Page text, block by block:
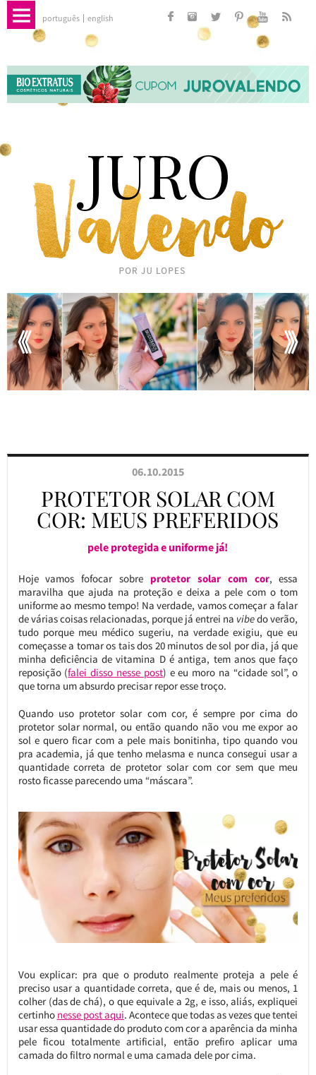
português english
06.10.2015
PROTETOR SOLAR COM
COR: MEUS PREFERIDOS
pele protegida e uniforme já!
Hoje vamos fofocar sobre protetor solar com cor, essa
maravilha que ajuda na proteção e deixa a pele com o tom
uniforme ao mesmo tempo! Na verdade, vamos começar a falar
de várias coisas relacionadas, porque já entrei na vibedo verão,
tudo porque meu médico sugeriu, na verdade exigiu, que eu
começasse a tomar os tais dos 20 minutos de sol por dia, já que
minha deficiência de vitamina D é antiga, tem anos que faço
reposição (falei disso nesse post) e eu moro na “cidade sol”, o
que torna um absurdo precisar repor esse troço.
Quando uso protetor solar com cor, é sempre por cima do
protetor solar normal, ou então quando não vou me expor ao
sol e quero ficar com a pele mais bonitinha, tipo quando vou
pra academia, já que tenho melasma e nunca consegui usar a
quantidade correta de protetor solar com cor sem que meu
rosto ficasse parecendo uma “máscara”.
Vou explicar: pra que o produto realmente proteja a pele é
preciso usar a quantidade correta, que é de, mais ou menos, 1
colher (das de chá), o que equivale a 2g, e isso, aliás, expliquei
certinho nesse post aqui. Acontece que todas as vezes que tentei
usar essa quantidade do produto com cor a aparência da minha
pele ficou totalmente artificial, então prefiro aplicar uma
camada do filtro normal e uma camada dele por cima.